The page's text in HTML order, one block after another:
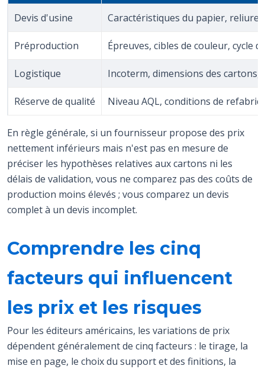
Devis d'usine Caractéristiques du papier,
Préproduction Épreuves, cibles de couleur, cycle
Logistique Incoterm, dimensions des
Réserve de qualité Niveau AQL, conditions de
En règle générale, si un fournisseur propose des prix
nettement inférieurs mais n'est pas en mesure de
préciser les hypothèses relatives aux cartons ni les
délais de validation, vous ne comparez pas des coûts de
production moins élevés ; vous comparez un devis
complet à un devis incomplet.
Comprendre les cinq
facteurs qui influencent
les prix et les risques
Pour les éditeurs américains, les variations de prix
dépendent généralement de cinq facteurs : le tirage, la
mise en page, le choix du support et des finitions, la